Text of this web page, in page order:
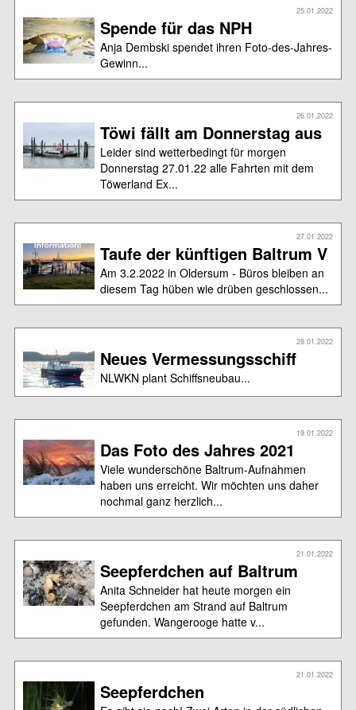
25.01.2022
Spende für das NPH
Anja Dembski spendet ihren Foto-des-Jahres-
Gewinn...
26.01.2022
Töwi fällt am Donnerstag aus
Leider sind wetterbedingt für morgen
Donnerstag 27.01.22 alle Fahrten mit dem
Töwerland Ex...
27.01.2022
Taufe der künftigen Baltrum V
Am 3.2.2022 in Oldersum - Büros bleiben an
diesem Tag hüben wie drüben geschlossen...
28.01.2022
Neues Vermessungsschiff
NLWKN plant Schiffsneubau...
19.01.2022
Das Foto des Jahres 2021
Viele wunderschöne Baltrum-Aufnahmen
haben uns erreicht. Wir möchten uns daher
nochmal ganz herzlich...
21.01.2022
Seepferdchen auf Baltrum
Anita Schneider hat heute morgen ein
Seepferdchen am Strand auf Baltrum
gefunden. Wangerooge hatte v...
21.01.2022
Seepferdchen